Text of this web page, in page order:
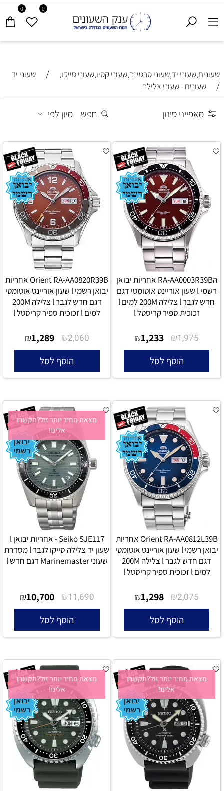
0 0
שעונים,שעוני יד,שעוני סרטינה,שעוני קסיו,שעוני סייקו, / שעוני יד
/ שעונים - שעוני צלילה
מאפייני סינון חפש מיון לפי
הRA-AA0003R39B אחריות יבואן
רשמי l שעון אוריינט אוטומטי דגם
חדש לגבר l צלילה 200M למים l
זכוכית ספיר קריסטל l
₪1,975
₪1,233
הוסף לסל
Orient RA-AA0820R39B אחריות
יבואן רשמי l שעון אוריינט אוטומטי
דגם חדש לגבר l צלילה 200M
למים l זכוכית ספיר קריסטל l
₪2,060
₪1,289
הוסף לסל
Orient RA-AA0812L39B אחריות
יבואן רשמי l שעון אוריינט אוטומטי
דגם חדש לגבר l צלילה 200M
למים l זכוכית ספיר קריסטל l
₪2,075
₪1,298
הוסף לסל
מצאת מחיר יותר זול?תקשרו
אלינו!
Seiko SJE117 - אחריות יבואן l
שעון יד צלילה סייקו לגבר l מסדרת
שעוני Marinemaster דגם חדש l
₪11,690
₪10,700
הוסף לסל
מצאת מחיר יותר זול?תקשרו
אלינו!
מצאת מחיר יותר זול?תקשרו
אלינו!